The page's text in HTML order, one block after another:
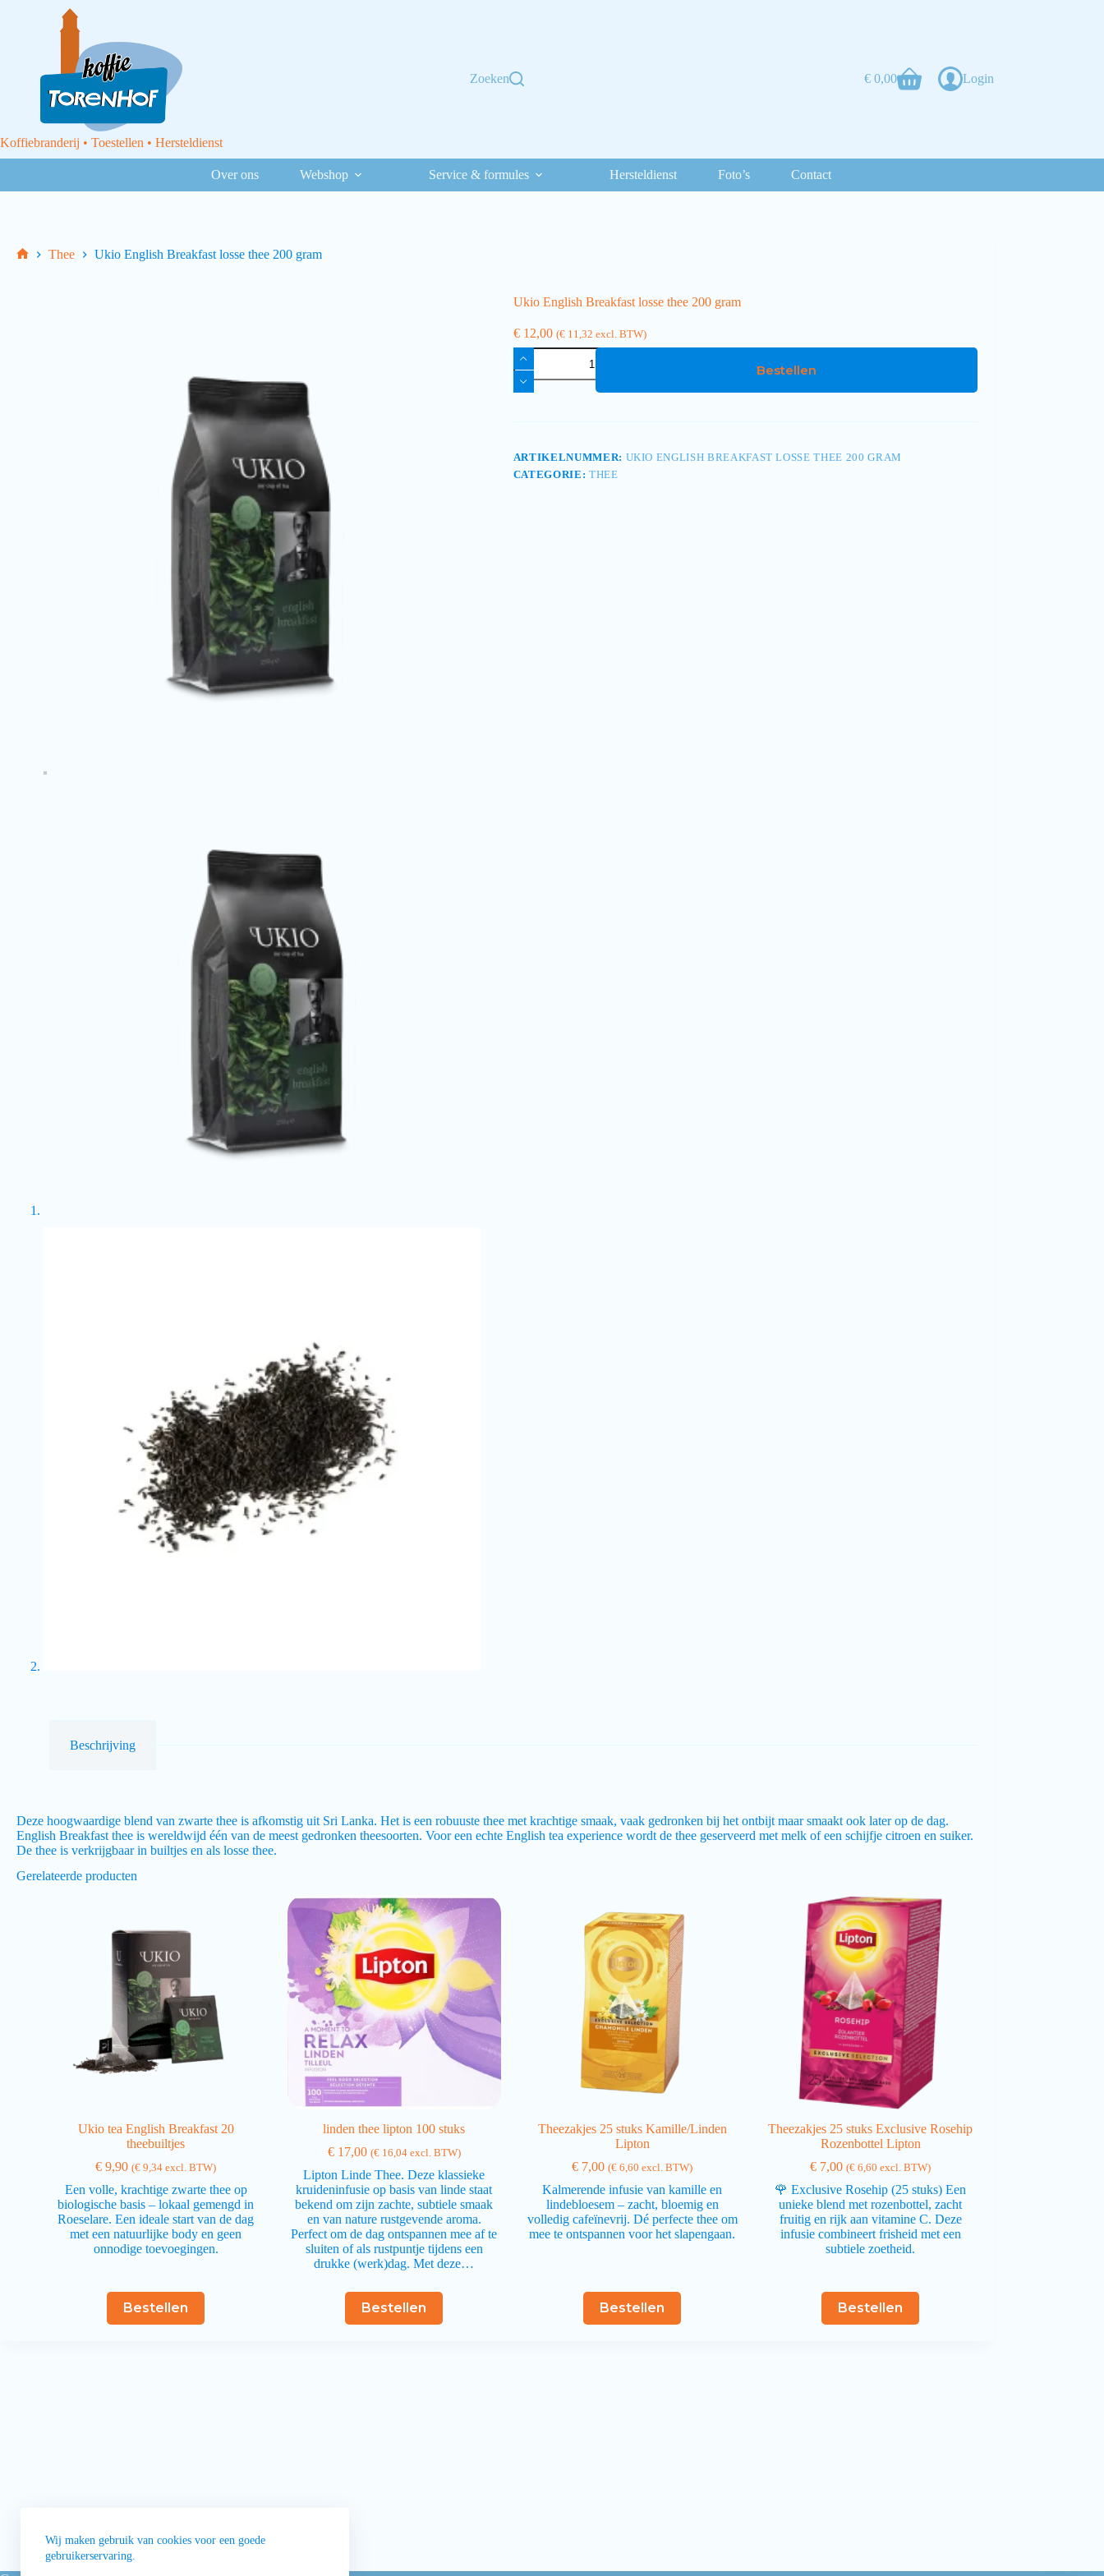
Wij maken gebruik van cookies voor een goede
gebruikerservaring.
Koffiebranderij • Toestellen • Hersteldienst
Zoeken €0,00 Login
Over ons Webshop Service & formules Hersteldienst Foto’s Contact
Thee Ukio English Breakfast losse thee 200 gram
Ukio English Breakfast losse thee 200 gram
€12,00 (€11,32 excl. BTW)
Bestellen
ARTIKELNUMMER: UKIO ENGLISH BREAKFAST LOSSE THEE 200 GRAM
CATEGORIE: THEE
Beschrijving
Deze hoogwaardige blend van zwarte thee is afkomstig uit Sri Lanka. Het is een robuuste thee met krachtige smaak, vaak gedronken bij het ontbijt maar smaakt ook later op de dag.
English Breakfast thee is wereldwijd één van de meest gedronken theesoorten. Voor een echte English tea experience wordt de thee geserveerd met melk of een schijfje citroen en suiker.
De thee is verkrijgbaar in builtjes en als losse thee.
Gerelateerde producten
Ukio tea English Breakfast 20
theebuiltjes
€ 9,90 (€ 9,34 excl. BTW)
Een volle, krachtige zwarte thee op
biologische basis – lokaal gemengd in
Roeselare. Een ideale start van de dag
met een natuurlijke body en geen
onnodige toevoegingen.
Bestellen
linden thee lipton 100 stuks
€17,00 (€16,04excl. BTW)
Lipton Linde Thee. Deze klassieke
kruideninfusie op basis van linde staat
bekend om zijn zachte, subtiele smaak
en van nature rustgevende aroma.
Perfect om de dag ontspannen mee af te
sluiten of als rustpuntje tijdens een
drukke (werk)dag. Met deze…
Bestellen
Theezakjes 25 stuks Kamille/Linden
Lipton
€ 7,00 (€ 6,60 excl. BTW)
Kalmerende infusie van kamille en
lindebloesem – zacht, bloemig en
volledig cafeïnevrij. Dé perfecte thee om
mee te ontspannen voor het slapengaan.
Bestellen
Theezakjes 25 stuks Exclusive Rosehip
Rozenbottel Lipton
€ 7,00 (€ 6,60 excl. BTW)
🌹 Exclusive Rosehip (25 stuks) Een
unieke blend met rozenbottel, zacht
fruitig en rijk aan vitamine C. Deze
infusie combineert frisheid met een
subtiele zoetheid.
Bestellen